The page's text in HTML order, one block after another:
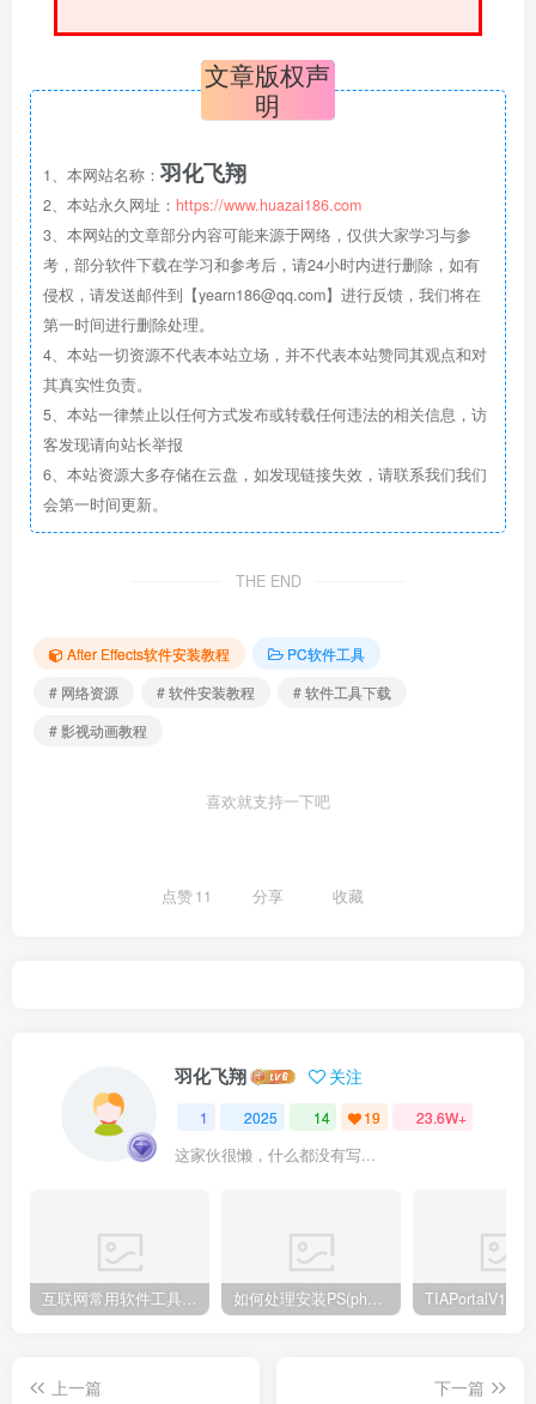
文章版权声
明
1、本网站名称： 羽化飞翔
2、本站永久网址： https://www.huazai186.com
3、本网站的文章部分内容可能来源于网络，仅供大家学习与参
考，部分软件下载在学习和参考后，请24小时内进行删除，如有
侵权，请发送邮件到【yearn186@qq.com】进行反馈，我们将在
第一时间进行删除处理。
4、本站一切资源不代表本站立场，并不代表本站赞同其观点和对
其真实性负责。
5、本站一律禁止以任何方式发布或转载任何违法的相关信息，访
客发现请向站长举报
6、本站资源大多存储在云盘，如发现链接失效，请联系我们我们
会第一时间更新。
THE END
After Effects软件安装教程
PC软件工具
# 网络资源
# 软件安装教程
# 软件工具下载
# 影视动画教程
喜欢就支持一下吧
点赞11 分享 收藏
羽化飞翔 关注
1 2025 14 19 23.6W+
这家伙很懒，什么都没有写...
互联网常用软件工具资源汇总贴 如何处理安装PS(photoshop cc2018) 时，提示系统或者IE浏览器需要升级
上一篇
下一篇